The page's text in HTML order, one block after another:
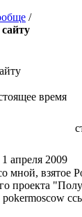
/
1 апреля 2009
мной, взятое
проекта